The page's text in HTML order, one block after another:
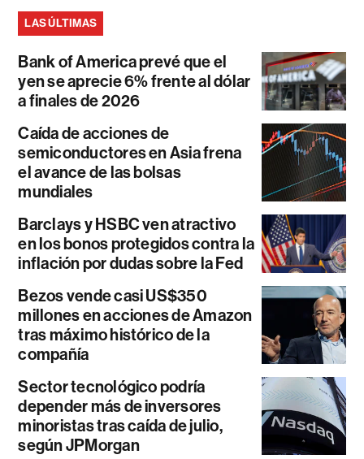
LAS ÚLTIMAS
Bank of America prevé que el
yen se aprecie 6% frente al dólar
a finales de 2026
Caída de acciones de
semiconductores en Asia frena
el avance de las bolsas
mundiales
Barclays y HSBC ven atractivo
en los bonos protegidos contra la
inflación por dudas sobre la Fed
Bezos vende casi US$350
millones en acciones de Amazon
tras máximo histórico de la
compañía
Sector tecnológico podría
depender más de inversores
minoristas tras caída de julio,
según JPMorgan